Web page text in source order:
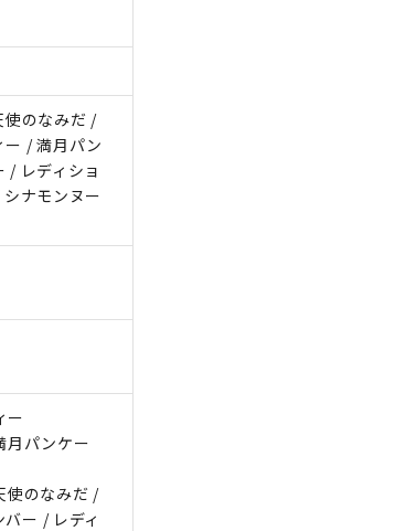
使のなみだ /
ー / 満月パン
/ レディショ
ナモンヌー
ー
月パンケー
使のなみだ /
ー / レディ